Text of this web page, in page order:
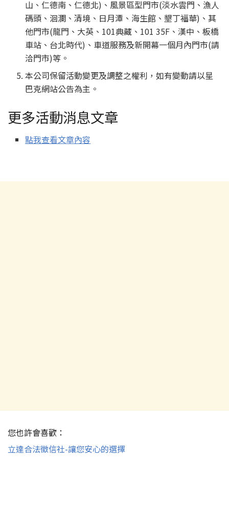
山、仁德南、仁德北)、風景區型門市(淡水雲門、漁人
碼頭、洄瀾、清境、日月潭、海生館、墾丁福華)、其
他門市(龍門、大英、101典藏、101 35F、漢中、板橋
車站、台北時代)、車道服務及新開幕一個月內門市(請
洽門市)等。
本公司保留活動變更及調整之權利，如有變動請以星
巴克網站公告為主。
更多活動消息文章
點我查看文章內容
您也許會喜歡：
立達合法徵信社-讓您安心的選擇